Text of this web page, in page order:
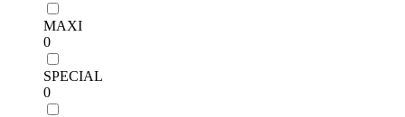
MAXI
0
SPECIAL
0